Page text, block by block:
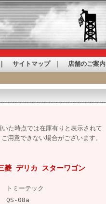
サイトマップ｜ 店舗のご案内
た時点では在庫有りと表示されて
用意できない場合がございます。
デリカ スターワゴン
トミーテック
QS-08a